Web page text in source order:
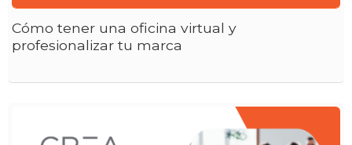
Cómo tener una oficina virtual y
profesionalizar tu marca